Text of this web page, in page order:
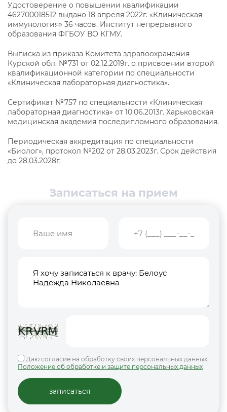
Удостоверение о повышении квалификации
462700018512 выдано 18 апреля 2022г. «Клиническая
иммунология» 36 часов. Институт непрерывного
образования ФГБОУ ВО КГМУ.
Выписка из приказа Комитета здравоохранения
Курской обл. №731 от 02.12.2019г. о присвоении второй
квалификационной категории по специальности
«Клиническая лабораторная диагностика».
Сертификат №757 по специальности «Клиническая
лабораторная диагностика» от 10.06.2013г. Харьковская
медицинская академия последипломного образования.
Периодическая аккредитация по специальности
«Биолог», протокол №202 от 28.03.2023г. Срок действия
до 28.03.2028г.
Записаться на прием
Даю согласие на обработку своих персональных данных
Положение об обработке и защите персональных данных